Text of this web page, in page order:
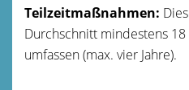
Teilzeitmaßnahmen:
Durchschnitt mindestens
umfassen (max. vier Jahre).